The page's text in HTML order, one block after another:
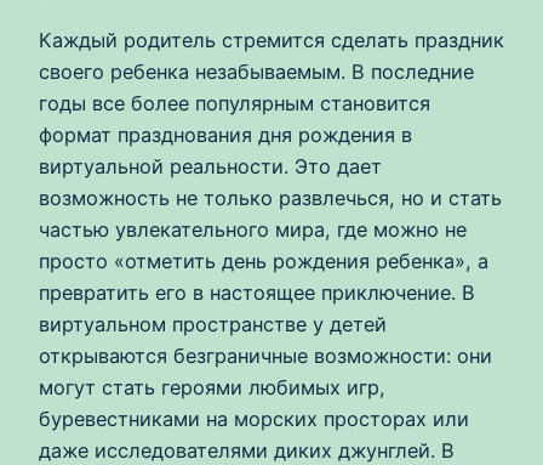
Каждый родитель стремится сделать праздник
своего ребенка незабываемым. В последние
годы все более популярным становится
формат празднования дня рождения в
виртуальной реальности. Это дает
возможность не только развлечься, но и стать
частью увлекательного мира, где можно не
просто «отметить день рождения ребенка», а
превратить его в настоящее приключение. В
виртуальном пространстве у детей
открываются безграничные возможности: они
могут стать героями любимых игр,
буревестниками на морских просторах или
даже исследователями диких джунглей. В